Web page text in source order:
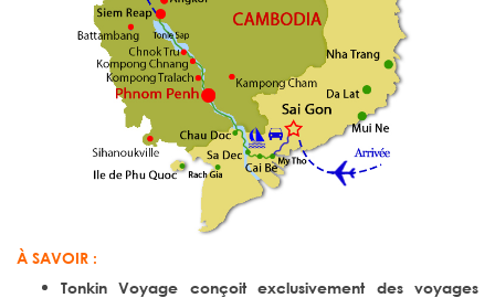
À SAVOIR :
Tonkin Voyage conçoit exclusivement des voyages